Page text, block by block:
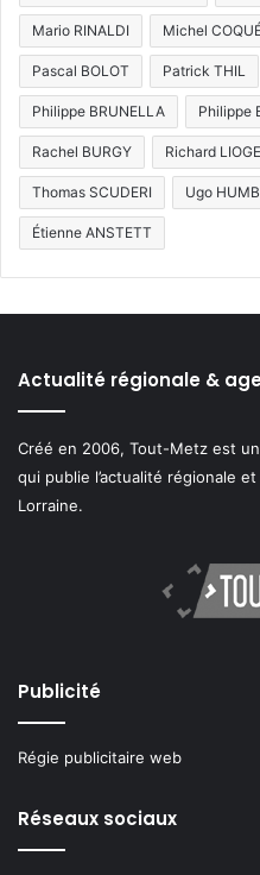
Mario RINALDI Michel
Pascal BOLOT Patrick THIL
Philippe BRUNELLA Philippe
Rachel BURGY Richard
Thomas SCUDERI Ugo
Étienne ANSTETT
Actualité régionale &
Créé en 2006, Tout-Metz est
qui publie l’actualité régionale
Lorraine.
Publicité
Régie publicitaire web
Réseaux sociaux